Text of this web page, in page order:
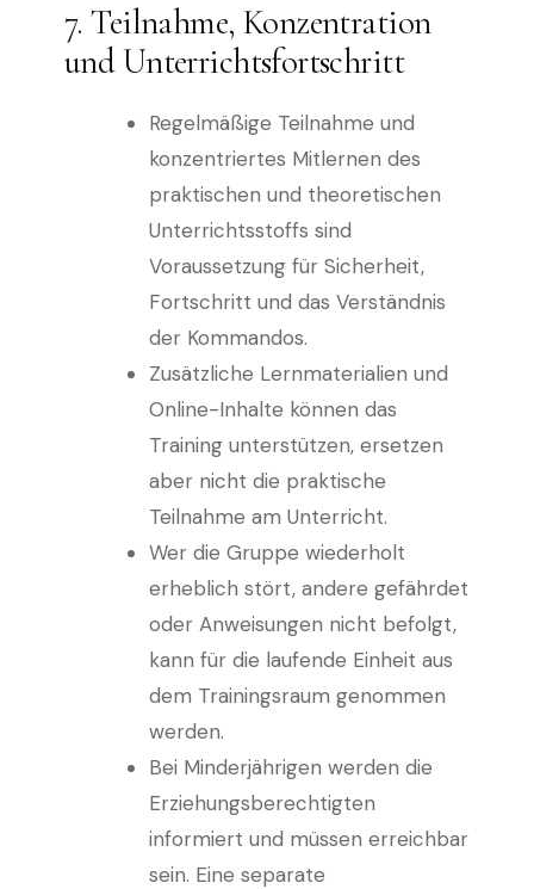
7. Teilnahme, Konzentration
und Unterrichtsfortschritt
Regelmäßige Teilnahme und
konzentriertes Mitlernen des
praktischen und theoretischen
Unterrichtsstoffs sind
Voraussetzung für Sicherheit,
Fortschritt und das Verständnis
der Kommandos.
Zusätzliche Lernmaterialien und
Online-Inhalte können das
Training unterstützen, ersetzen
aber nicht die praktische
Teilnahme am Unterricht.
Wer die Gruppe wiederholt
erheblich stört, andere gefährdet
oder Anweisungen nicht befolgt,
kann für die laufende Einheit aus
dem Trainingsraum genommen
werden.
Bei Minderjährigen werden die
Erziehungsberechtigten
informiert und müssen erreichbar
sein. Eine separate